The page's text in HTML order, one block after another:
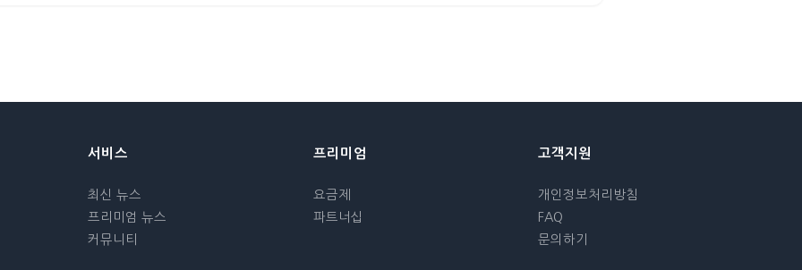
서비스
최신 뉴스
프리미엄 뉴스
커뮤니티
프리미엄
요금제
파트너십
고객지원
개인정보처리방침
FAQ
문의하기